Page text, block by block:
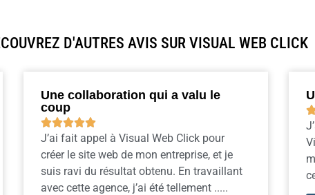
D'AUTRES AVIS SUR VISUAL WEB CLICK
Une collaboration qui a valu le
coup

J’ai fait appel à Visual Web Click pour
créer le site web de mon entreprise, et je
suis ravi du résultat obtenu. En travaillant
avec cette agence, j’ai été tellement .....